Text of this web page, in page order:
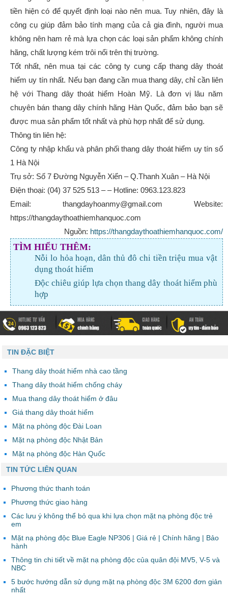
tiền hiện có để quyết định loại nào nên mua. Tuy nhiên, đây là
công cụ giúp đảm bảo tính mạng của cả gia đình, người mua
không nên ham rẻ mà lựa chọn các loại sản phẩm không chính
hãng, chất lượng kém trôi nổi trên thị trường.
Tốt nhất, nên mua tại các công ty cung cấp thang dây thoát
hiểm uy tín nhất. Nếu bạn đang cần mua thang dây, chỉ cần liên
hệ với Thang dây thoát hiểm Hoàn Mỹ. Là đơn vị lâu năm
chuyên bán thang dây chính hãng Hàn Quốc, đảm bảo bạn sẽ
được mua sản phẩm tốt nhất và phù hợp nhất để sử dụng.
Thông tin liên hệ:
Công ty nhập khẩu và phân phối thang dây thoát hiểm uy tín số
1 Hà Nội
Trụ sở: Số 7 Đường Nguyễn Xiển – Q.Thanh Xuân – Hà Nội
Điện thoại: (04) 37 525 513 – – Hotline: 0963.123.823
Email: thangdayhoanmy@gmail.com Website:
https://thangdaythoathiemhanquoc.com
Nguồn: https://thangdaythoathiemhanquoc.com/
TÌM HIỂU THÊM:
Nỗi lo hỏa hoạn, dân thủ đô chi tiền triệu mua vật
dụng thoát hiểm
Độc chiêu giúp lựa chọn thang dây thoát hiểm phù
hợp
TIN ĐẶC BIỆT
Thang dây thoát hiểm nhà cao tầng
Thang dây thoát hiểm chống cháy
Mua thang dây thoát hiểm ở đâu
Giá thang dây thoát hiểm
Mặt nạ phòng độc Đài Loan
Mặt nạ phòng độc Nhật Bản
Mặt nạ phòng độc Hàn Quốc
TIN TỨC LIÊN QUAN
Phương thức thanh toán
Phương thức giao hàng
Các lưu ý không thể bỏ qua khi lựa chọn mặt nạ phòng độc trẻ
em
Mặt nạ phòng độc Blue Eagle NP306 | Giá rẻ | Chính hãng | Bảo
hành
Thông tin chi tiết về mặt nạ phòng độc của quân đội MV5, V-5 và
NBC
5 bước hướng dẫn sử dụng mặt nạ phòng độc 3M 6200 đơn giản
nhất